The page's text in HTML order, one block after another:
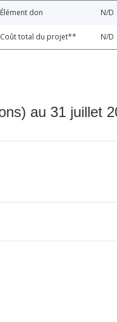
Élément don N/D
Coût total du projet** N/D
au 31 juillet